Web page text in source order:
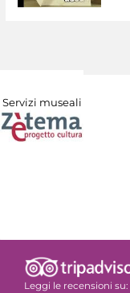
Servizi museali
Leggi le recensioni su: